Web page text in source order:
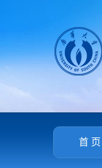
首 页